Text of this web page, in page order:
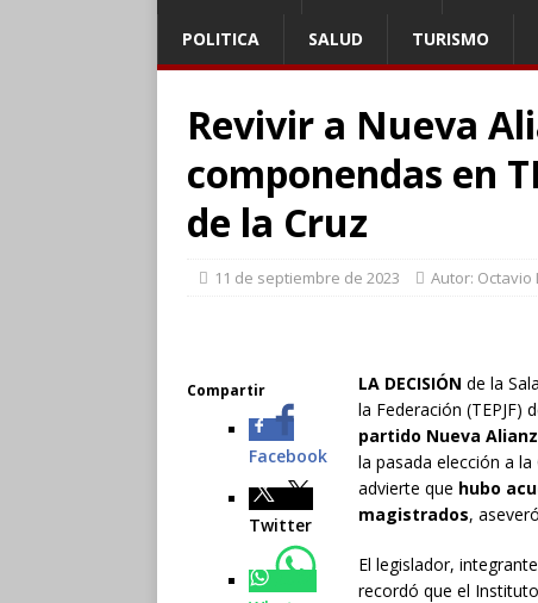
POLITICA SALUD TURISMO
Revivir a Nueva
componendas en
de la Cruz
11 de septiembre de 2023 Autor: Octavio
Compartir
Facebook
Twitter
LA DECISIÓN de la
la Federación (TEPJF)
partido Nueva
la pasada elección a
advierte que hubo
magistrados,
El legislador,
recordó que el